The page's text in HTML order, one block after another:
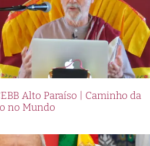
Alto Paraíso | Caminho da
no Mundo